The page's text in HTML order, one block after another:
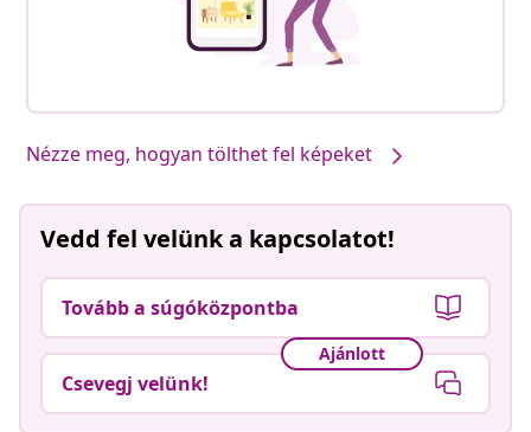
Nézze meg, hogyan tölthet fel képeket
Vedd fel velünk a kapcsolatot!
Tovább a súgóközpontba
Ajánlott
Csevegj velünk!